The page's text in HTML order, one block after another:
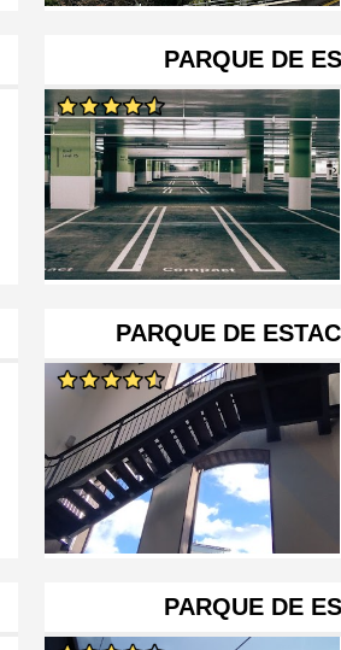
PARQUE DE
PARQUE DE
PARQUE DE